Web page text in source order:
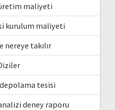
maliyeti
kurulum maliyeti
takılır
depolama tesisi
deney raporu